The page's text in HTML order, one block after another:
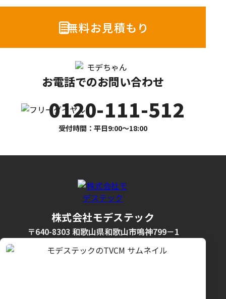
無料お見積もり
お電話でのお問い合わせ
0120-111-512
受付時間：平日9:00〜18:00
株式会社モデステック
〒640-8303 和歌山県和歌山市鳴神799－1